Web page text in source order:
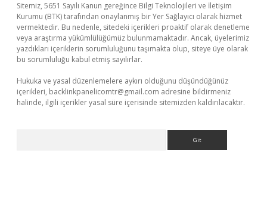
Sitemiz, 5651 Sayılı Kanun gereğince Bilgi Teknolojileri ve İletişim
Kurumu (BTK) tarafından onaylanmış bir Yer Sağlayıcı olarak hizmet
vermektedir. Bu nedenle, sitedeki içerikleri proaktif olarak denetleme
veya araştırma yükümlülüğümüz bulunmamaktadır. Ancak, üyelerimiz
yazdıkları içeriklerin sorumluluğunu taşımakta olup, siteye üye olarak
bu sorumluluğu kabul etmiş sayılırlar.
Hukuka ve yasal düzenlemelere aykırı olduğunu düşündüğünüz
içerikleri, backlinkpanelicomtr@gmail.com adresine bildirmeniz
halinde, ilgili içerikler yasal süre içerisinde sitemizden kaldırılacaktır.